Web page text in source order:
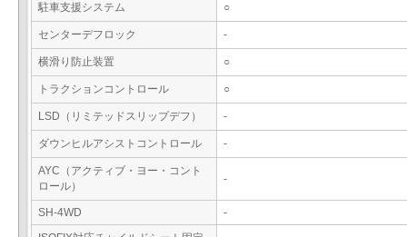
駐車支援システム ○
センターデフロック -
横滑り防止装置 ○
トラクションコントロール ○
LSD（リミテッドスリップデフ） -
ダウンヒルアシストコントロール -
AYC（アクティブ・ヨー・コント
ロール）
-
SH-4WD
-